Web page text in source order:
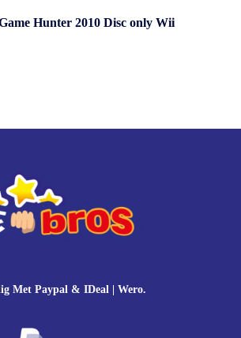
Hunter 2010 Disc only Wii
Met Paypal & IDeal | Wero.